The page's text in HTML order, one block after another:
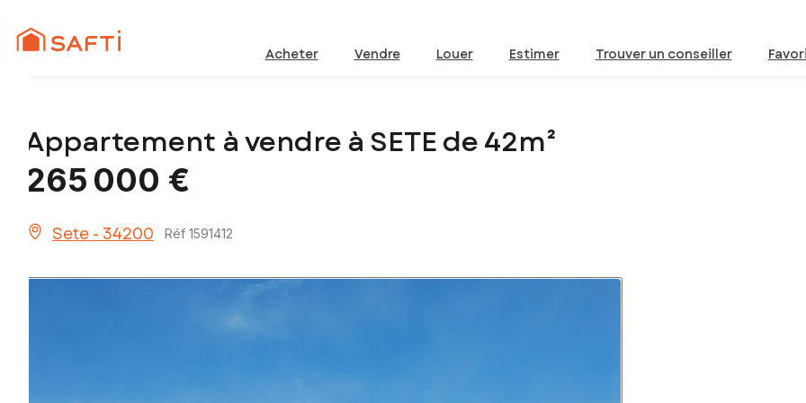
Acheter Vendre Louer Estimer Trouver un conseiller
Appartement à vendre à SETE de 42m²
265 000 €
Sete - 34200 Réf 1591412